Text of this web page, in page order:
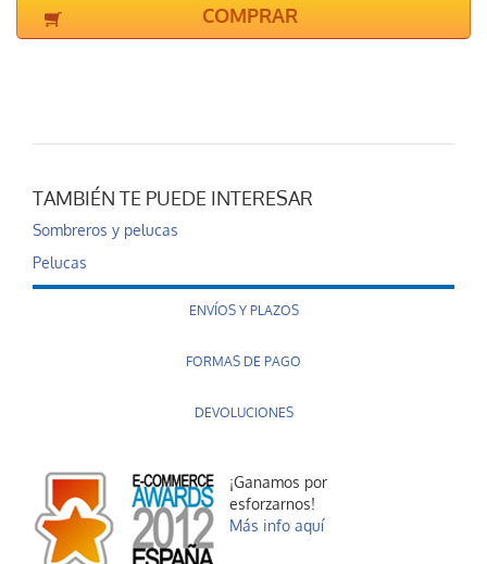
COMPRAR
TAMBIÉN TE PUEDE INTERESAR
Sombreros y pelucas
Pelucas
ENVÍOS Y PLAZOS
FORMAS DE PAGO
DEVOLUCIONES
¡Ganamos por
esforzarnos!
Más info aquí